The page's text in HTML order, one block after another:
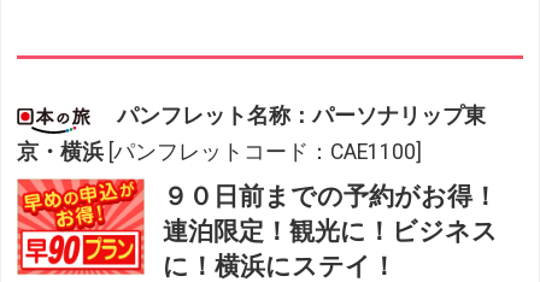
パンフレット名称：パーソナリップ東
京・横浜 [パンフレットコード：CAE1100]
９０日前までの予約がお得！
連泊限定！観光に！ビジネス
に！横浜にステイ！